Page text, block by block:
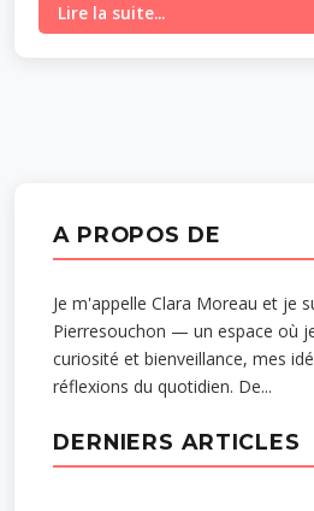
Lire la suite...
A PROPOS DE
Je m'appelle Clara Moreau et je
Pierresouchon — un espace où
curiosité et bienveillance, mes
réflexions du quotidien. De...
DERNIERS ARTICLES